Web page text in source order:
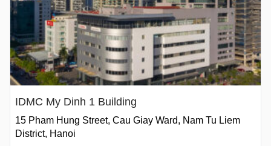
IDMC My Dinh 1 Building
15 Pham Hung Street, Cau Giay Ward, Nam Tu Liem
District, Hanoi